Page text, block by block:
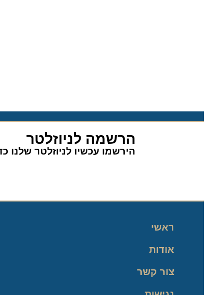
הרשמה לניוזלטר
הירשמו עכשיו לניוזלטר שלנו
ראשי
אודות
צור קשר